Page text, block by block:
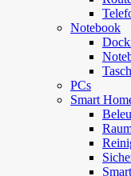
Notebook
PCs
Smart